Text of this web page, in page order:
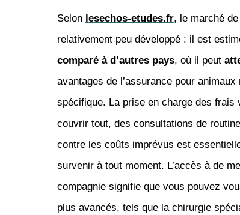
Selon lesechos-etudes.fr, le marché
relativement peu développé : il est
comparé à d’autres pays, où il peut
avantages de l’assurance pour
spécifique. La prise en charge des frais
couvrir tout, des consultations de
contre les coûts imprévus est
survenir à tout moment. L’accès à de
compagnie signifie que vous pouvez
plus avancés, tels que la chirurgie